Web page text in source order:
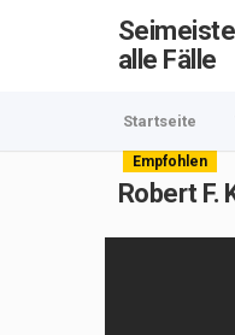
alle Fälle
Startseite
Empfohlen
Robert F.